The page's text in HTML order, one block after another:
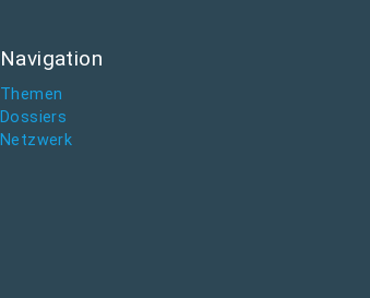
Navigation
Themen
Dossiers
Netzwerk